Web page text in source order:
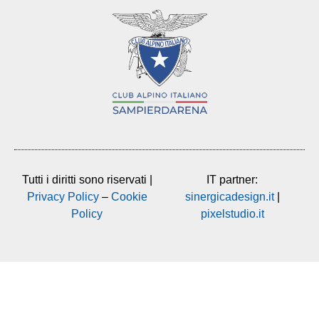
Tutti i diritti sono riservati |
Privacy Policy– Cookie
Policy
IT partner:
sinergicadesign.it|
pixelstudio.it